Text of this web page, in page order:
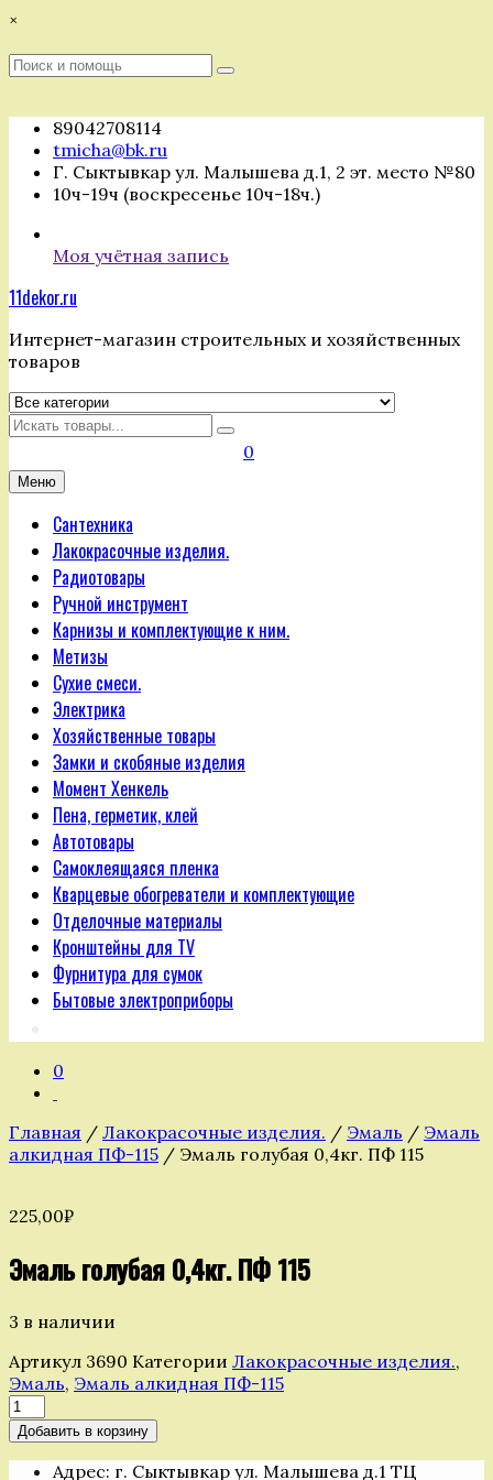
Перейти
содержимому
×
Поиск
Поиск
89042708114
tmicha@bk.ru
Г. Сыктывкар ул. Малышева д.1, 2 эт. место №80
10ч-19ч (воскресенье 10ч-18ч.)
Моя учётная запись
11dekor.ru
Интернет-магазин строительных и хозяйственных
товаров
Искать
0
Меню
Сантехника
Лакокрасочные изделия.
Радиотовары
Ручной инструмент
Карнизы и комплектующие к ним.
Метизы
Сухие смеси.
Электрика
Хозяйственные товары
Замки и скобяные изделия
Момент Хенкель
Пена, герметик, клей
Автотовары
Самоклеящаяся пленка
Кварцевые обогреватели и комплектующие
Отделочные материалы
Кронштейны для TV
Фурнитура для сумок
Бытовые электроприборы
0
Главная / Лакокрасочные изделия. / Эмаль / Эмаль
алкидная ПФ-115 / Эмаль голубая 0,4кг. ПФ 115
225,00₽
Эмаль голубая 0,4кг. ПФ 115
3 в наличии
Артикул 3690 Категории Лакокрасочные изделия.,
Эмаль, Эмаль алкидная ПФ-115
Количество
товара
Эмаль
голубая
Добавить в корзину
Адрес: г. Сыктывкар ул. Малышева д.1 ТЦ